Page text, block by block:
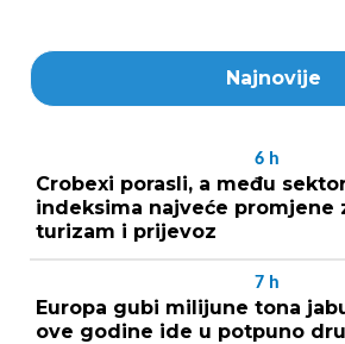
Najnovije
6 h
Crobexi porasli, a među
indeksima najveće promjene
turizam i prijevoz
7 h
Europa gubi milijune tona
ove godine ide u potpuno